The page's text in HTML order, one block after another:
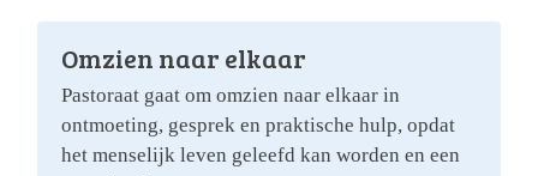
Omzien naar elkaar
Pastoraat gaat om omzien naar elkaar in
ontmoeting, gesprek en praktische hulp, opdat
het menselijk leven geleefd kan worden en een